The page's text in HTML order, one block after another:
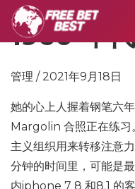
1960 年
管理 / 2021年9月18日
她的心上人握着钢笔六
Margolin 合照正在练习
主义组织用来转移注意
分钟的时间里，可能是
内iphone 7 8 和8.1 的